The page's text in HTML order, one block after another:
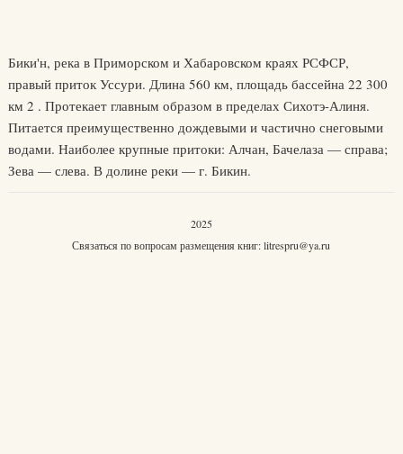
Бики'н, река в Приморском и Хабаровском краях РСФСР,
правый приток Уссури. Длина 560 км, площадь бассейна 22 300
км 2 . Протекает главным образом в пределах Сихотэ-Алиня.
Питается преимущественно дождевыми и частично снеговыми
водами. Наиболее крупные притоки: Алчан, Бачелаза — справа;
Зева — слева. В долине реки — г. Бикин.
2025
Связаться по вопросам размещения книг:litrespru@ya.ru